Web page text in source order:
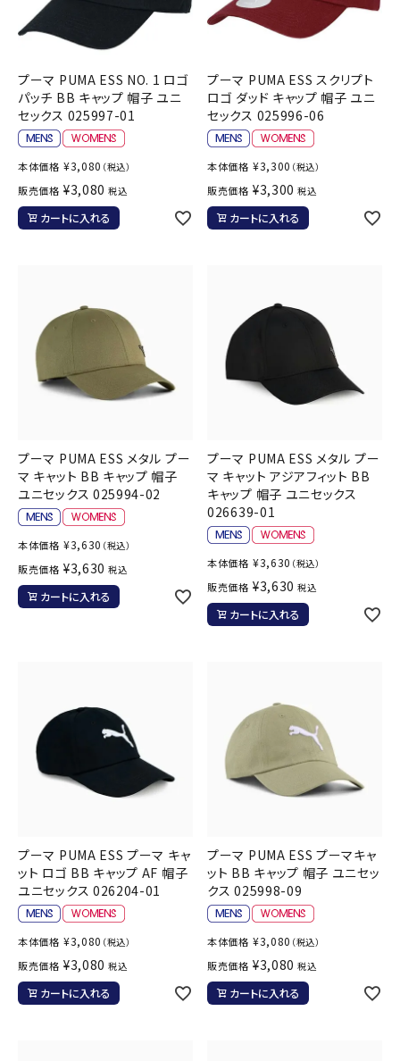
プーマ PUMA ESS NO. 1 ロゴ
パッチ BB キャップ 帽子 ユニ
セックス 025997-01
本体価格 ¥3,080 （税込）
販売価格 ¥3,080 税込
カートに入れる
プーマ PUMA ESS スクリプト
ロゴ ダッド キャップ 帽子 ユニ
セックス 025996-06
本体価格 ¥3,300 （税込）
販売価格 ¥3,300 税込
カートに入れる
プーマ PUMA ESS メタル プー
マ キャット BB キャップ 帽子
ユニセックス 025994-02
本体価格 ¥3,630 （税込）
販売価格 ¥3,630 税込
カートに入れる
プーマ PUMA ESS メタル プー
マ キャット アジアフィット BB
キャップ 帽子 ユニセックス
026639-01
本体価格 ¥3,630 （税込）
販売価格 ¥3,630 税込
カートに入れる
プーマ PUMA ESS プーマ キャ
ット ロゴ BB キャップ AF 帽子
ユニセックス 026204-01
本体価格 ¥3,080 （税込）
販売価格 ¥3,080 税込
カートに入れる
プーマ PUMA ESS プーマキャ
ット BB キャップ 帽子 ユニセッ
クス 025998-09
本体価格 ¥3,080 （税込）
販売価格 ¥3,080 税込
カートに入れる